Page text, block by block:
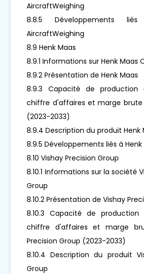
AircraftWeighing
8.8.5 Développements
AircraftWeighing
8.9 Henk Maas
8.9.1 Informations sur Henk Maas
8.9.2 Présentation de Henk Maas
8.9.3 Capacité de
chiffre d'affaires et marge brute
(2023-2033)
8.9.4 Description du produit Henk
8.9.5 Développements liés à Henk
8.10 Vishay Precision Group
8.10.1 Informations sur la société
Group
8.10.2 Présentation de Vishay
8.10.3 Capacité de
chiffre d'affaires et marge
Precision Group (2023-2033)
8.10.4 Description du produit
Group